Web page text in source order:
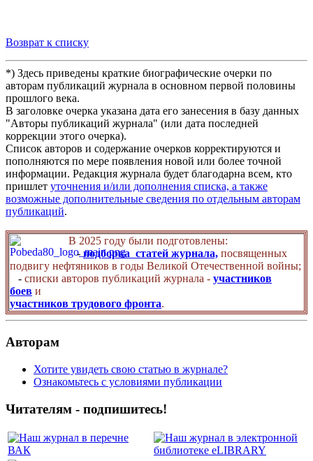
Возврат к списку
*) Здесь приведены краткие биографические очерки по
авторам публикаций журнала в основном первой половины
прошлого века.
В заголовке очерка указана дата его занесения в базу данных
"Авторы публикаций журнала" (или дата последней
коррекции этого очерка).
Список авторов и содержание очерков корректируются и
пополняются по мере появления новой или более точной
информации. Редакция журнала будет благодарна всем, кто
пришлет уточнения и/или дополнения списка, а также
возможные дополнительные сведения по отдельным авторам
публикаций.
В 2025 году были подготовлены:
- подборка статей журнала, посвященных
подвигу нефтяников в годы Великой Отечественной войны;
- списки авторов публикаций журнала - участников
боев и
участников трудового фронта.
Авторам
Хотите увидеть свою статью в журнале?
Ознакомьтесь с условиями публикации
Читателям - подпишитесь!